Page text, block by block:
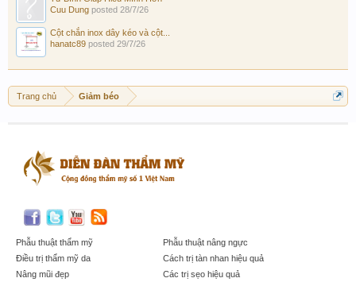
Cuu Dung posted 28/7/26
Cột chắn inox dây kéo và cột...
hanatc89 posted 29/7/26
Trang chủ Giảm béo
Phẫu thuật thẩm mỹ
Điều trị thẩm mỹ da
Nâng mũi đẹp
Phẫu thuật nâng ngực
Cách trị tàn nhan hiệu quả
Các trị sẹo hiệu quả